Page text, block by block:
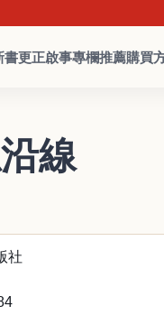
書更正啟事專欄推薦購買
線
社